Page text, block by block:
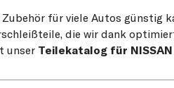
für viele Autos günstig
die wir dank
unser Teilekatalog für NISSAN